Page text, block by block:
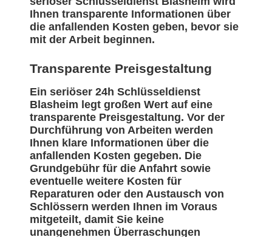
Ihnen transparente Informationen über
die anfallenden Kosten geben, bevor sie
mit der Arbeit beginnen.
Transparente Preisgestaltung
Ein seriöser 24h Schlüsseldienst
Blasheim legt großen Wert auf eine
transparente Preisgestaltung. Vor der
Durchführung von Arbeiten werden
Ihnen klare Informationen über die
anfallenden Kosten gegeben. Die
Grundgebühr für die Anfahrt sowie
eventuelle weitere Kosten für
Reparaturen oder den Austausch von
Schlössern werden Ihnen im Voraus
mitgeteilt, damit Sie keine
unangenehmen Überraschungen